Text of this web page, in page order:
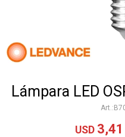
Lámpara LED
USD 3,41